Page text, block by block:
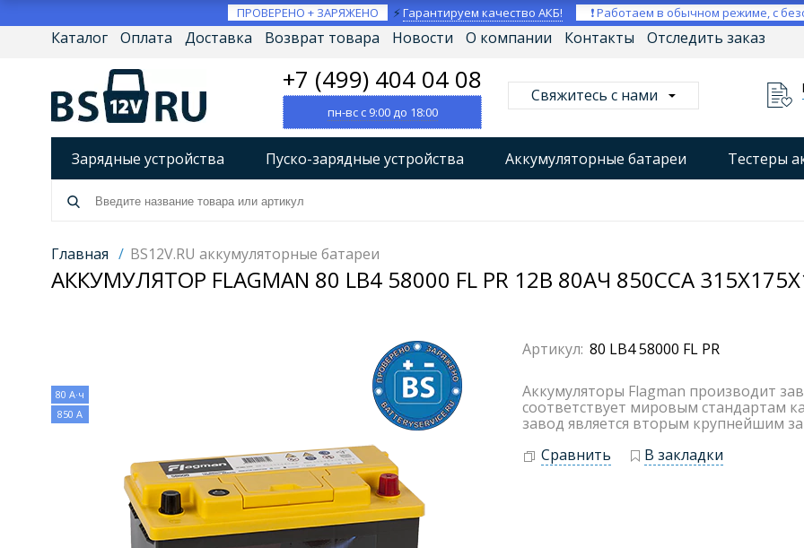
ПРОВЕРЕНО + ЗАРЯЖЕНО ⚡Гарантируем качество АКБ! ❗ Работаем в обычном режиме, с
Каталог Оплата Доставка Возврат товара Новости О компании Контакты Отследить заказ
+7 (499) 404 04 08
пн-вс с 9:00 до 18:00
Свяжитесь с нами
Зарядные устройства Пуско-зарядные устройства Аккумуляторные батареи Тестеры
Разрядно-диагностические устройства
Источники бесперебойного питания (ИБП)
Товары по брендам
Главная / BS12V.RU аккумуляторные батареи
АККУМУЛЯТОР FLAGMAN 80 LB4 58000 FL PR 12В 80АЧ 850CCA
80 А·ч
850 А
Артикул: 80 LB4 58000 FL PR
Аккумуляторы Flagman производит
соответствует мировым стандартам
завод является вторым крупнейшим
Сравнить
В закладки